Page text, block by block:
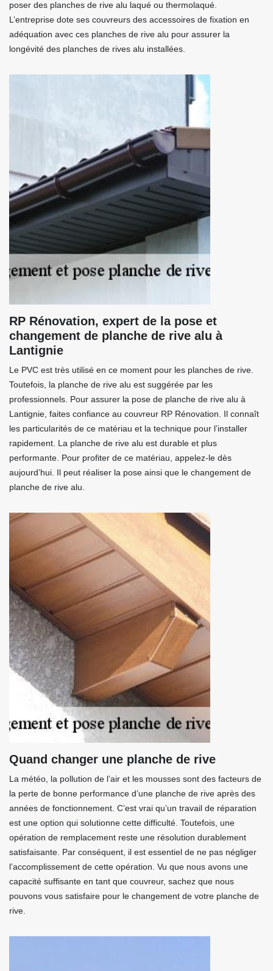
poser des planches de rive alu laqué ou thermolaqué.
L’entreprise dote ses couvreurs des accessoires de fixation en
adéquation avec ces planches de rive alu pour assurer la
longévité des planches de rives alu installées.
RP Rénovation, expert de la pose et
changement de planche de rive alu à
Lantignie
Le PVC est très utilisé en ce moment pour les planches de rive.
Toutefois, la planche de rive alu est suggérée par les
professionnels. Pour assurer la pose de planche de rive alu à
Lantignie, faites confiance au couvreur RP Rénovation. Il connaît
les particularités de ce matériau et la technique pour l’installer
rapidement. La planche de rive alu est durable et plus
performante. Pour profiter de ce matériau, appelez-le dès
aujourd’hui. Il peut réaliser la pose ainsi que le changement de
planche de rive alu.
Quand changer une planche de rive
La météo, la pollution de l’air et les mousses sont des facteurs de
la perte de bonne performance d’une planche de rive après des
années de fonctionnement. C’est vrai qu’un travail de réparation
est une option qui solutionne cette difficulté. Toutefois, une
opération de remplacement reste une résolution durablement
satisfaisante. Par conséquent, il est essentiel de ne pas négliger
l’accomplissement de cette opération. Vu que nous avons une
capacité suffisante en tant que couvreur, sachez que nous
pouvons vous satisfaire pour le changement de votre planche de
rive.